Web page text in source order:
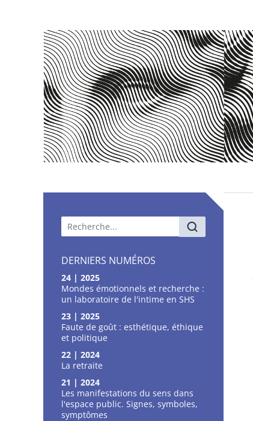
Menu principal
DERNIERS NUMÉROS
24 | 2025
Mondes émotionnels et recherche :
un laboratoire de l'intime en SHS
23 | 2025
Faute de goût : esthétique, éthique
et politique
22 | 2024
La retraite
21 | 2024
Les manifestations du sens dans
l'espace public. Signes, symboles,
symptômes